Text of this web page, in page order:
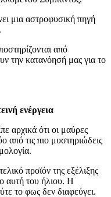
μια αστροφυσική πηγή
από
την κατανόησή μας για το
ενέργεια
αρχικά ότι οι μαύρες
από τις πιο μυστηριώδεις
προϊόν της εξέλιξης
αυτή του ήλιου. Η
το φως δεν διαφεύγει.